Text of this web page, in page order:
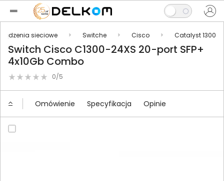
sieciowe Switche Cisco Catalyst 1300
Switch Cisco C1300-24XS 20-port SFP+
4x10Gb Combo
0/5
Omówienie Specyfikacja Opinie